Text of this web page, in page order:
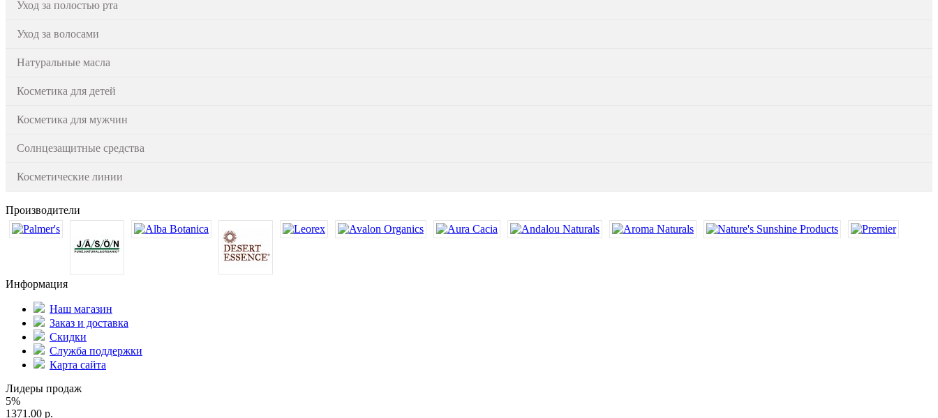
Уход за полостью рта
Уход за волосами
Натуральные масла
Косметика для детей
Косметика для мужчин
Солнцезащитные средства
Косметические линии
Производители
Информация
Наш магазин
Заказ и доставка
Скидки
Служба поддержки
Карта сайта
Лидеры продаж
5%
1371.00 р.